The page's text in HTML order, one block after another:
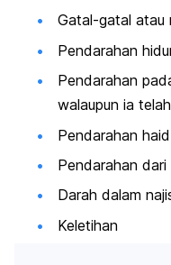
Gatal-gatal atau
Pendarahan
Pendarahan
walaupun ia
Pendarahan
Pendarahan dari
Darah dalam
Keletihan